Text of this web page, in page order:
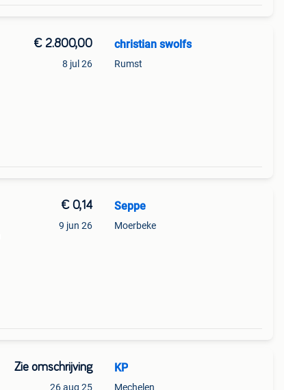
€ 2.800,00
8 jul 26
christian swolfs
Rumst
€ 0,14
9 jun 26
Seppe
Moerbeke
Zie omschrijving
26 aug 25
KP
Mechelen